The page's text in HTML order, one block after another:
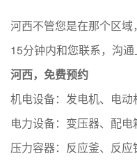
河西不管您是在那个区
15分钟内和您联系，沟通
河西，免费预约
机电设备‌：发电机、电
电力设备‌：变压器、配
压力容器‌：反应釜、反